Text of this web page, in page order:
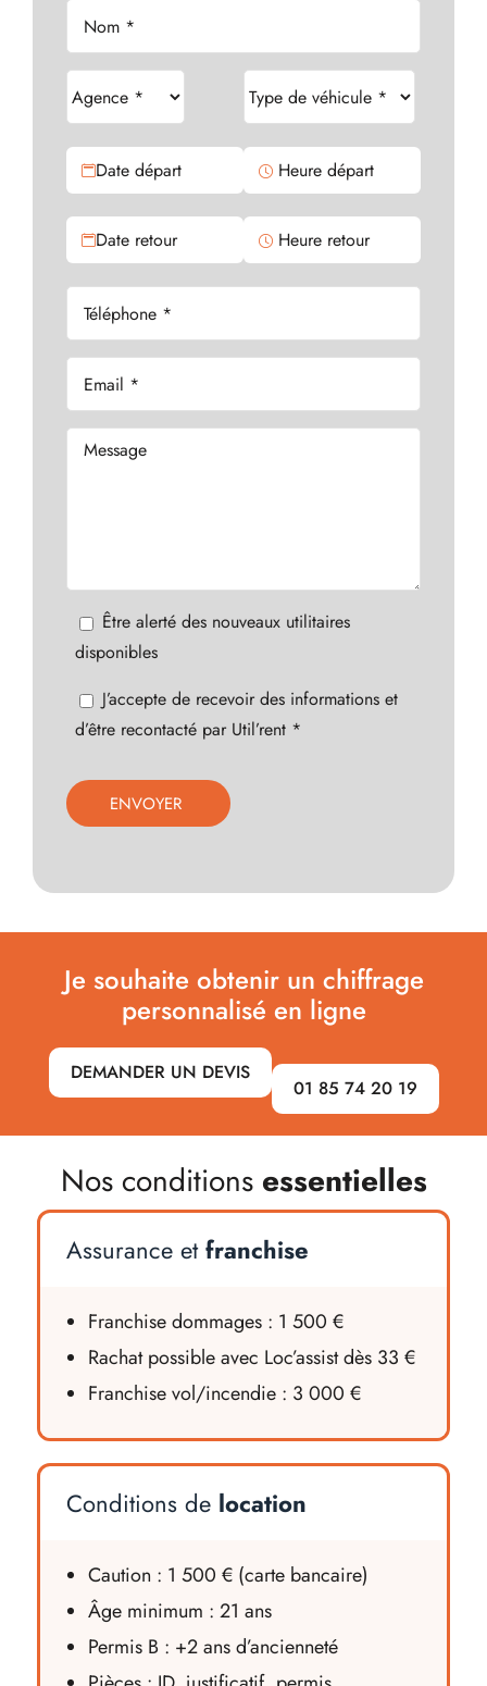
Date départ Heure départ
Date retour Heure retour
Être alerté des nouveaux utilitaires
disponibles
J’accepte de recevoir des informations et
d’être recontacté par Util’rent *
Veuillez
laisser
vide.
Je souhaite obtenir un chiffrage
personnalisé en ligne
DEMANDER UN DEVIS
01 85 74 20 19
Nos conditions essentielles
Assurance etfranchise
Franchise dommages : 1 500 €
Rachat possible avec Loc’assist dès 33 €
Franchise vol/incendie : 3 000 €
Conditions de location
Caution : 1 500 € (carte bancaire)
Âge minimum : 21 ans
Permis B : +2 ans d’ancienneté